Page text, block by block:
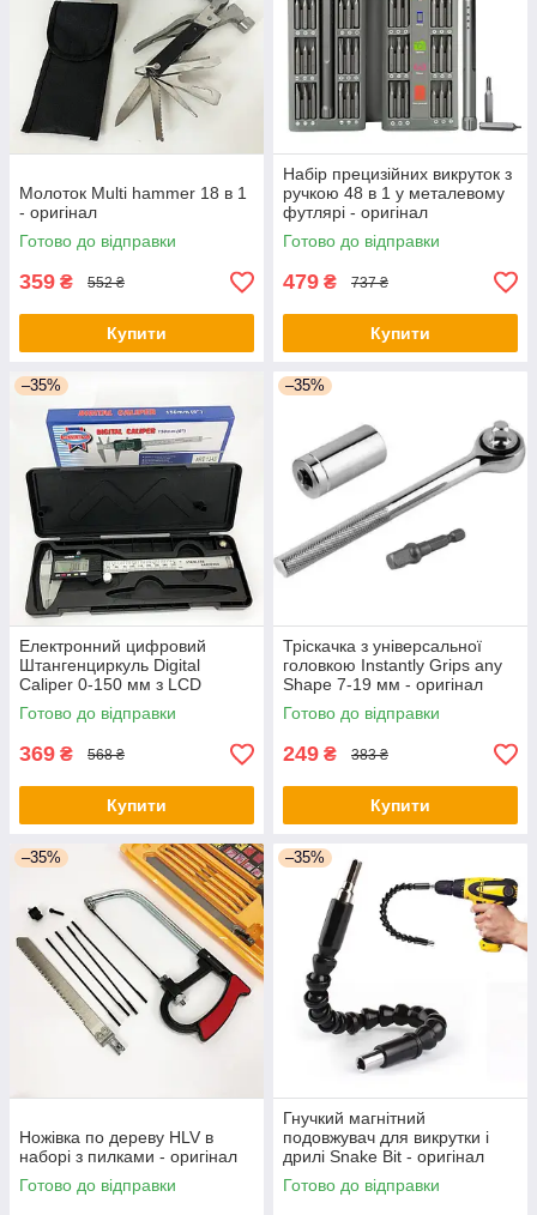
Молоток Multi hammer 18 в 1
- оригінал
Готово до відправки
359 ₴ 552 ₴
Купити
Набір прецизійних викруток з
ручкою 48 в 1 у металевому
футлярі - оригінал
Готово до відправки
479 ₴ 737 ₴
Купити
–35%
Електронний цифровий
Штангенциркуль Digital
Caliper 0-150 мм з LCD
дисплеєм у кейсі мікрометр
електронний - оригінал
Готово до відправки
369 ₴ 568 ₴
Купити
–35%
Тріскачка з універсальної
головкою Instantly Grips any
Shape 7-19 мм - оригінал
Готово до відправки
249 ₴ 383 ₴
Купити
–35%
Ножівка по дереву HLV в
наборі з пилками - оригінал
Готово до відправки
–35%
Гнучкий магнітний
подовжувач для викрутки і
дрилі Snake Bit - оригінал
Готово до відправки